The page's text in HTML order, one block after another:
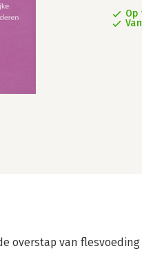
Op
overstap van